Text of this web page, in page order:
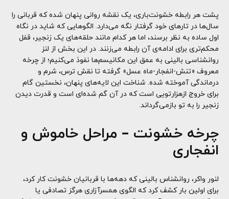
پشت هر رابطه خشونت‌باری، یک نقشه روانی پنهان شده که قربانی را
سال‌ها در تارهای خود گرفتار نگه می‌دارد. الگوهایی که شاید در نگاه
اول ساده به نظر برسند، اما هر کدام مانند حلقه‌های یک زنجیر، قفل
محکم‌تری برای ادامه‌ی آن رابطه می‌زنند. در این بخش از لنز
روانشناسی بالینی به عمق این مکانیسم‌ها نفوذ می‌کنیم؛ از چرخه
معروف «تنش-انفجار-ماه عسل» گرفته تا نقش ترس، شرم و
درماندگی آموخته شده. شناخت این لایه‌های پنهان، نخستین گام
برای خروج ازهزارتویی است که در آن گم شده‌ای است و قدرت دیدن
زنجیر را به تو بازمی‌گرداند.
چرخه خشونت – مراحل خاموش و
انفجاری
لنور واکر، روانشناس بالینی که دهه‌ها با قربانیان خشونت کار کرد،
برای اولین بار کشف کرد که الگوی همسرآزاری هرگز تصادفی یا